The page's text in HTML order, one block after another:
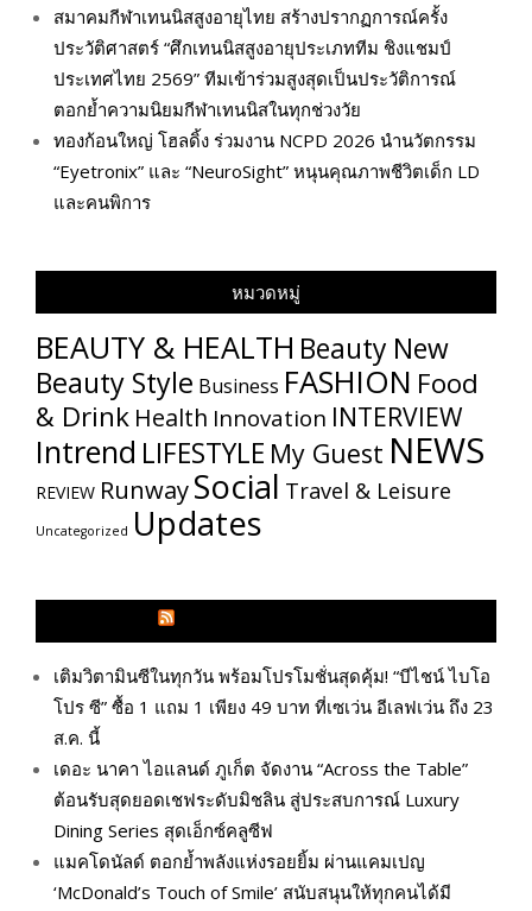
สมาคมกีฬาเทนนิสสูงอายุไทย สร้างปรากฏการณ์ครั้ง
ประวัติศาสตร์ “ศึกเทนนิสสูงอายุประเภททีม ชิงแชมป์
ประเทศไทย 2569” ทีมเข้าร่วมสูงสุดเป็นประวัติการณ์
ตอกย้ำความนิยมกีฬาเทนนิสในทุกช่วงวัย
ทองก้อนใหญ่ โฮลดิ้ง ร่วมงาน NCPD 2026 นำนวัตกรรม
“Eyetronix” และ “NeuroSight” หนุนคุณภาพชีวิตเด็ก LD
และคนพิการ
หมวดหมู่
BEAUTY & HEALTH Beauty New
Beauty Style Business FASHION Food
& Drink Health Innovation INTERVIEW
Intrend LIFESTYLE My​ Guest NEWS
REVIEW RunwaySocial Travel & Leisure
Uncategorized Updates
เติมวิตามินซีในทุกวัน พร้อมโปรโมชั่นสุดคุ้ม! “บีไชน์ ไบโอ
โปร ซี” ซื้อ 1 แถม 1 เพียง 49 บาท ที่เซเว่น อีเลฟเว่น ถึง 23
ส.ค. นี้
เดอะ นาคา ไอแลนด์ ภูเก็ต จัดงาน “Across the Table”
ต้อนรับสุดยอดเชฟระดับมิชลิน สู่ประสบการณ์ Luxury
Dining Series สุดเอ็กซ์คลูซีฟ
แมคโดนัลด์ ตอกย้ำพลังแห่งรอยยิ้ม ผ่านแคมเปญ
‘McDonald’s Touch of Smile’ สนับสนุนให้ทุกคนได้มี